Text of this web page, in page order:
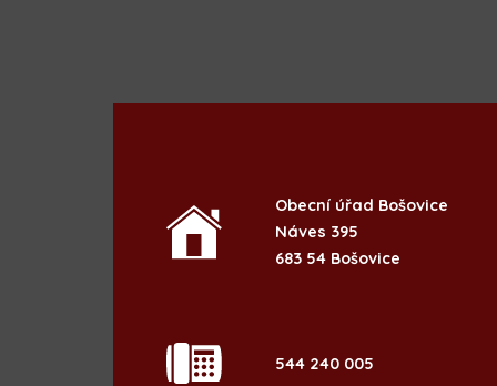
Obecní úřad Bošovice
Náves 395
683 54 Bošovice
544 240 005